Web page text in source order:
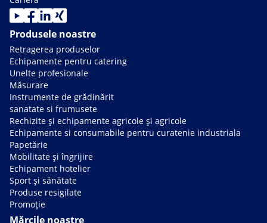
Produsele noastre
Retragerea produselor
Echipamente pentru catering
Unelte profesionale
Măsurare
Instrumente de grădinărit
sanatate si frumusete
Rechizite și echipamente agricole și agricole
Echipamente si consumabile pentru curatenie industriala
Papetărie
Mobilitate și îngrijire
Echipament hotelier
Sport și sănătate
Produse resigilate
Promoție
Mărcile noastre